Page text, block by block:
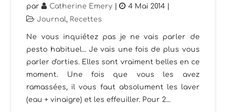
par Catherine Emery | 4 Mai 2014
Journal, Recettes
Ne vous inquiétez pas je ne vais parler de
pesto habituel... Je vais une fois de plus vous
parler d'orties. Elles sont vraiment belles en ce
moment. Une fois que vous les avez
ramassées, il vous faut absolument les laver
(eau + vinaigre) et les effeuiller. Pour 2...